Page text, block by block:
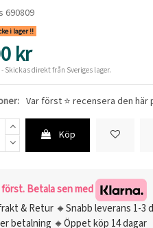
690809
i lager !!
kr
- Skickas direkt från Sveriges lager.
Var först ⭐ recensera den här
Köp
först. Betala sen med
& Retur 🔸Snabb leverans 1-3 d
betalning 🔸Öppet köp 14 dagar